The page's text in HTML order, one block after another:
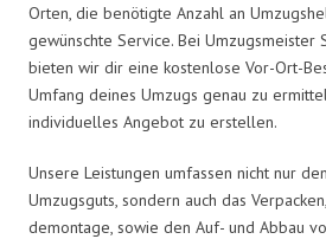
Orten, die benötigte Anzahl an
gewünschte Service. Bei Umzugsmeister
bieten wir dir eine kostenlose Vor-Ort-
Umfang deines Umzugs genau zu
individuelles Angebot zu erstellen.
Unsere Leistungen umfassen nicht nur
Umzugsguts, sondern auch das
demontage, sowie den Auf- und Abbau